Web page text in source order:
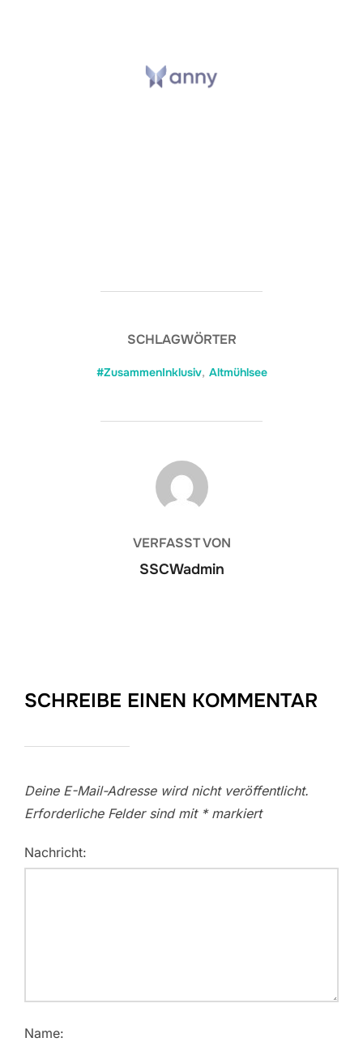
SCHLAGWÖRTER
#ZusammenInklusiv, Altmühlsee
BEITRAGSAUTOR
VERFASST VON
SSCWadmin
SCHREIBE EINEN KOMMENTAR
Deine E-Mail-Adresse wird nicht veröffentlicht.
Erforderliche Felder sind mit *markiert
Nachricht:
Name: